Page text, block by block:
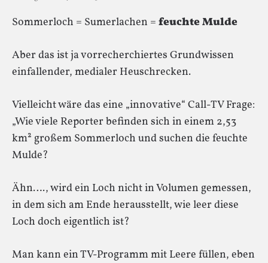
Sommerloch = Sumerlachen = feuchte Mulde
Aber das ist ja vorrecherchiertes Grundwissen
einfallender, medialer Heuschrecken.
Vielleicht wäre das eine „innovative“ Call-TV Frage:
„Wie viele Reporter befinden sich in einem 2,53
km² großem Sommerloch und suchen die feuchte
Mulde?
Ähn…., wird ein Loch nicht in Volumen gemessen,
in dem sich am Ende herausstellt, wie leer diese
Loch doch eigentlich ist?
Man kann ein TV-Programm mit Leere füllen, eben